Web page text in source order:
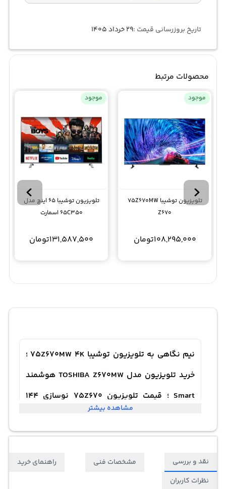
تاریخ بروزرسانی قیمت :۲۹ خرداد ۱۴۰۵
محصولات مرتبط
موجود
تلویزیون توشیبا 75Z670MW
Z670
108,295,000تومان
موجود
تلویزیون توشیبا 65 اینچ مدل
65C350 اسمارت
131,587,500تومان
نیم نگاهی به تلویزیون توشیبا 75Z670MW 4K ؛
خرید تلویزیون مدل TOSHIBA Z670MW هوشمند
Smart ؛ قیمت تلویزیون 75Z670 نوسازی 144
مشاهده بیشتر
نقد و بررسی مشخصات فنی
راهنمای خرید
نظرات کاربران